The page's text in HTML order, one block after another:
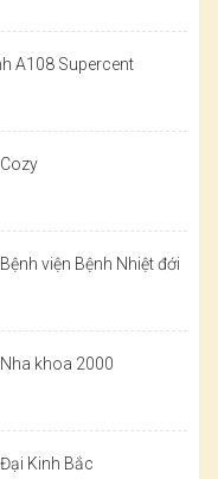
A108 Supercent
viện Bệnh Nhiệt đới
khoa 2000
Kinh Bắc